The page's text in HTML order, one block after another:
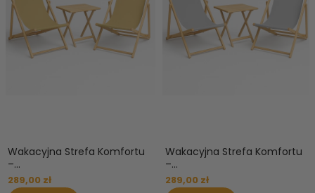
Wakacyjna Strefa Komfortu
–...
289,00 zł
Wakacyjna Strefa Komfortu
–...
289,00 zł